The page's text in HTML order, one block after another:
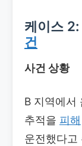
케이스 2:
건
사건 상황
B 지역에서
추적을 피해
운전했다고